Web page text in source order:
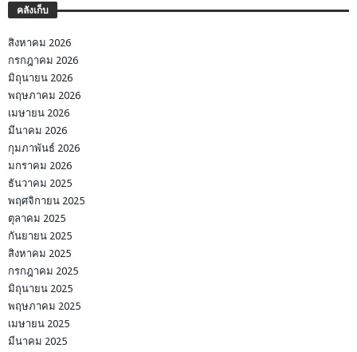
คลังเก็บ
สิงหาคม 2026
กรกฎาคม 2026
มิถุนายน 2026
พฤษภาคม 2026
เมษายน 2026
มีนาคม 2026
กุมภาพันธ์ 2026
มกราคม 2026
ธันวาคม 2025
พฤศจิกายน 2025
ตุลาคม 2025
กันยายน 2025
สิงหาคม 2025
กรกฎาคม 2025
มิถุนายน 2025
พฤษภาคม 2025
เมษายน 2025
มีนาคม 2025